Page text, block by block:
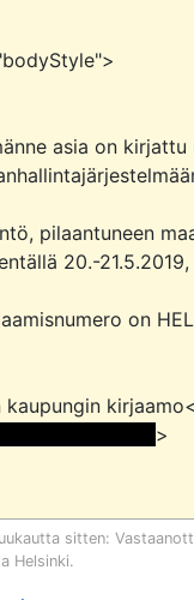
20.-
>
sitten:
Helsinki.